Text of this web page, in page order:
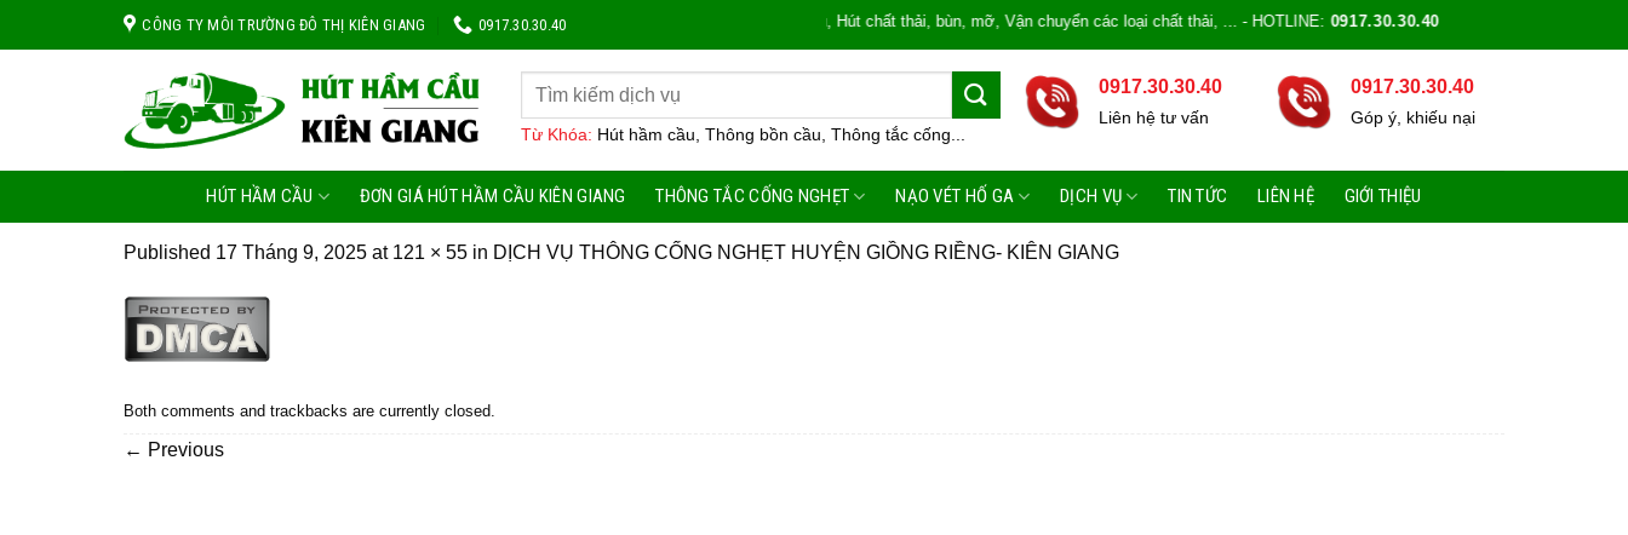
CÔNG TY MÔI TRƯỜNG ĐÔ THỊ KIÊN GIANG 0917.30.30.40
Môi Trường Đô Thị Kiên Giang Chuyên: Thông Tắc Bồn Cầu, Tắc Cống, Tắc Bồn Rửa, Mùi Hôi, Hút hầm cầu, Hút chất thải, bùn, mỡ, Vận chuyển các loại chất thải, ... - HOTLINE:0917.30.30.40
Từ Khóa: Hút hầm cầu, Thông bồn cầu, Thông tắc cống...
0917.30.30.40
Liên hệ tư vấn
0917.30.30.40
Góp ý, khiếu nại
HÚT HẦM CẦU ĐƠN GIÁ HÚT HẦM CẦU KIÊN GIANG THÔNG TẮC CỐNG NGHẸT NẠO VÉT HỐ GA DỊCH VỤ TIN TỨC LIÊN HỆ GIỚI THIỆU
Published 17 Tháng 9, 2025 at 121 × 55 in DỊCH VỤ THÔNG CỐNG NGHẸT HUYỆN GIỒNG RIỀNG- KIÊN GIANG
Both comments and trackbacks are currently closed.
← Previous